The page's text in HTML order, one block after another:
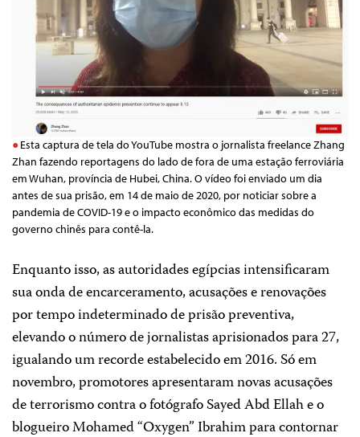
Esta captura de tela do YouTube mostra o jornalista freelance Zhang
Zhan fazendo reportagens do lado de fora de uma estação ferroviária
em Wuhan, província de Hubei, China. O vídeo foi enviado um dia
antes de sua prisão, em 14 de maio de 2020, por noticiar sobre a
pandemia de COVID-19 e o impacto econômico das medidas do
governo chinês para contê-la.
Enquanto isso, as autoridades egípcias intensificaram
sua onda de encarceramento, acusações e renovações
por tempo indeterminado de prisão preventiva,
elevando o número de jornalistas aprisionados para 27,
igualando um recorde estabelecido em 2016. Só em
novembro, promotores apresentaram novas acusações
de terrorismo contra o fotógrafo Sayed Abd Ellah e o
blogueiro Mohamed “Oxygen” Ibrahim para contornar